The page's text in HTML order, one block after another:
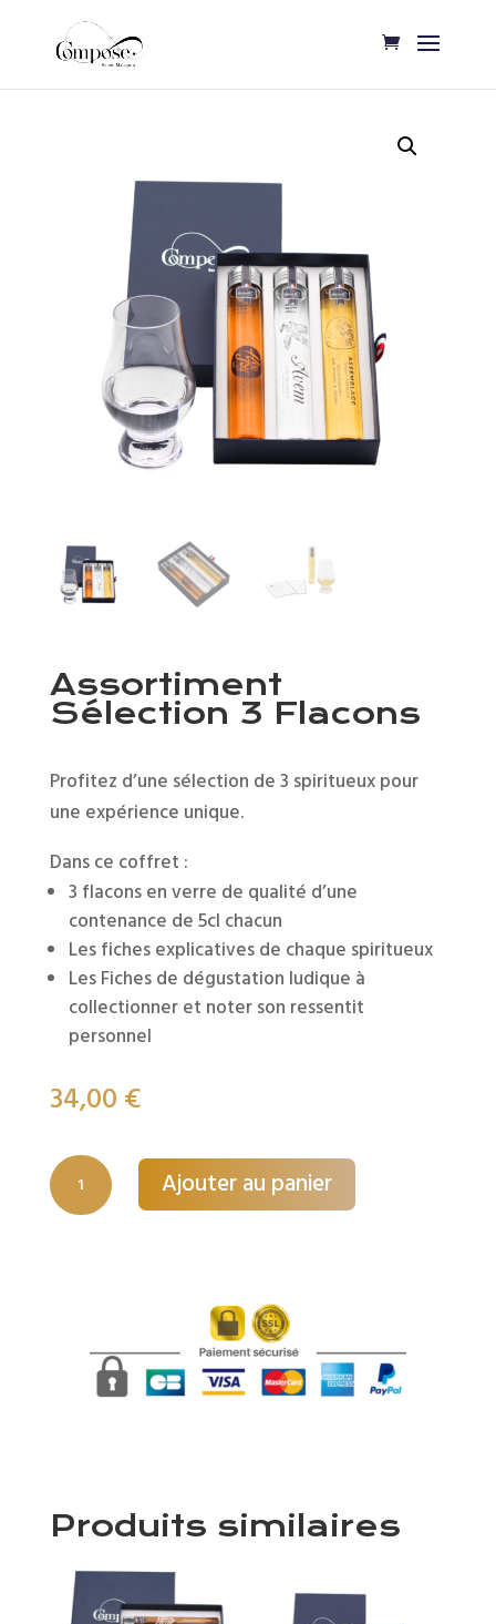
Assortiment
Sélection 3 Flacons
Profitez d’une sélection de 3 spiritueux pour
une expérience unique.
Dans ce coffret :
3 flacons en verre de qualité d’une
contenance de 5cl chacun
Les fiches explicatives de chaque spiritueux
Les Fiches de dégustation ludique à
collectionner et noter son ressentit
personnel
34,00€
quantité
de
Ajouter au panier
Produits similaires